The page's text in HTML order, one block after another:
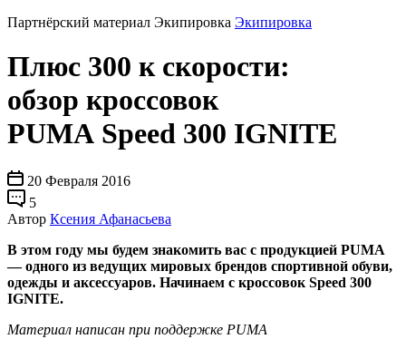
Партнёрский материал Экипировка Экипировка
Плюс 300 к скорости:
обзор кроссовок
PUMA Speed 300 IGNITE
20 Февраля 2016
5
Автор Ксения Афанасьева
В этом году мы будем знакомить вас с продукцией PUMA
— одного из ведущих мировых брендов спортивной обуви,
одежды и аксессуаров. Начинаем с кроссовок Speed 300
IGNITE.
Материал написан при поддержке PUMA